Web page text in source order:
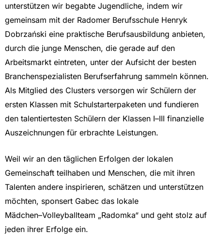
unterstützen wir begabte Jugendliche, indem wir
gemeinsam mit der Radomer Berufsschule Henryk
Dobrzański eine praktische Berufsausbildung anbieten,
durch die junge Menschen, die gerade auf den
Arbeitsmarkt eintreten, unter der Aufsicht der besten
Branchenspezialisten Berufserfahrung sammeln können.
Als Mitglied des Clusters versorgen wir Schülern der
ersten Klassen mit Schulstarterpaketen und fundieren
den talentiertesten Schülern der Klassen I–III finanzielle
Auszeichnungen für erbrachte Leistungen.
Weil wir an den täglichen Erfolgen der lokalen
Gemeinschaft teilhaben und Menschen, die mit ihren
Talenten andere inspirieren, schätzen und unterstützen
möchten, sponsert Gabec das lokale
Mädchen–Volleyballteam „Radomka“ und geht stolz auf
jeden ihrer Erfolge ein.